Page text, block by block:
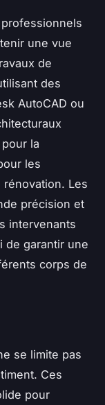
une vue
de
des
AutoCAD ou
la
les
rénovation. Les
précision et
intervenants
de garantir une
corps de
se limite pas
Ces
pour